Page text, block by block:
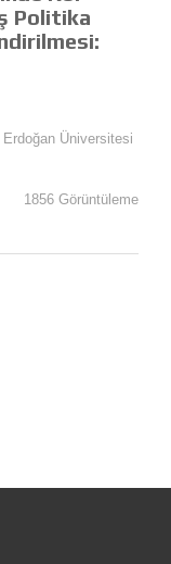
Politika
Erdoğan Üniversitesi
1856 Görüntüleme